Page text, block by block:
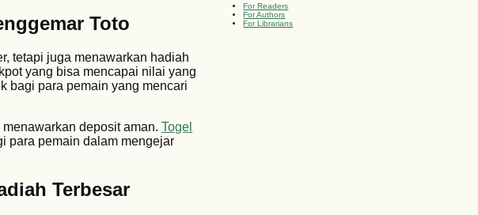
For Readers
For Authors
For Librarians
Toto
tetapi juga menawarkan hadiah
yang bisa mencapai nilai yang
bagi para pemain yang mencari
menawarkan deposit aman.Togel
para pemain dalam mengejar
Terbesar